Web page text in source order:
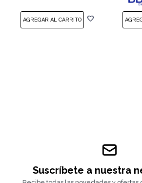
Suscríbete a nuestra